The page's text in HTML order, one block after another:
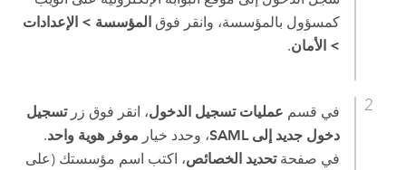
كمسؤول بالمؤسسة، وانقر فوق المؤسسة > الإعدادات
> الأمان.
في قسم عمليات تسجيل الدخول، انقر فوق زرتسجيل
دخول جديد إلى SAML
، وحدد خيار موفر هوية واحد.
في صفحةتحديد الخصائص، اكتب اسم مؤسستك (على